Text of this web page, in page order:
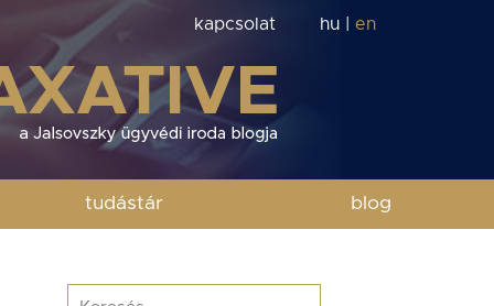
kapcsolat hu en
tudástár blog